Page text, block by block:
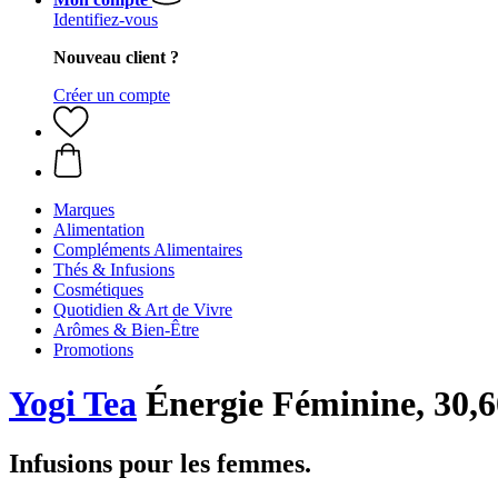
Identifiez-vous
Nouveau client ?
Créer un compte
Marques
Alimentation
Compléments Alimentaires
Thés & Infusions
Cosmétiques
Quotidien & Art de Vivre
Arômes & Bien-Être
Promotions
Yogi Tea Énergie Féminine,
Infusions pour les femmes.